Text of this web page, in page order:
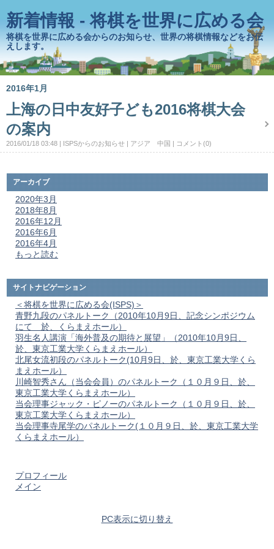
新着情報 - 将棋を世界に広める会
将棋を世界に広める会からのお知らせ、世界の将棋情報などをお伝
えします。
2016年1月
上海の日中友好子ども2016将棋大会
の案内
2016/01/18 03:48 ISPSからのお知らせ アジア 中国 コメント(0)
アーカイブ
2020年3月
2018年8月
2016年12月
2016年6月
2016年4月
もっと読む
サイトナビゲーション
＜将棋を世界に広める会(ISPS)＞
青野九段のパネルトーク（2010年10月9日、記念シンポジウム
にて 於、くらまえホール）
羽生名人講演「海外普及の期待と展望」（2010年10月9日、
於、東京工業大学くらまえホール）
北尾女流初段のパネルトーク(10月9日、於、東京工業大学くら
まえホール）
川崎智秀さん（当会会員）のパネルトーク（１０月９日、於、
東京工業大学くらまえホール）
当会理事ジャック・ピノーのパネルトーク（１０月９日、於、
東京工業大学くらまえホール）
当会理事寺尾学のパネルトーク(１０月９日、於、東京工業大学
くらまえホール）
プロフィール
メイン
PC表示に切り替え